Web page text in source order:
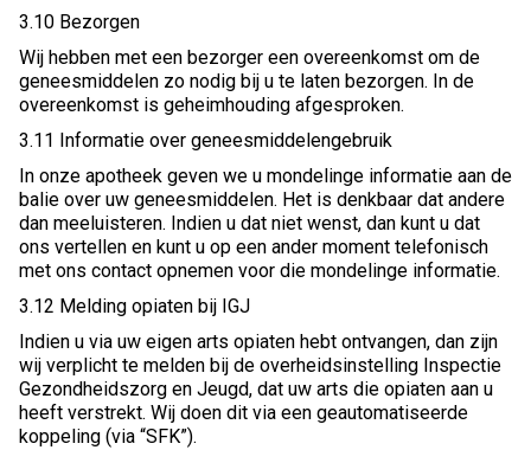
3.10 Bezorgen
Wij hebben met een bezorger een overeenkomst om de
geneesmiddelen zo nodig bij u te laten bezorgen. In de
overeenkomst is geheimhouding afgesproken.
3.11 Informatie over geneesmiddelengebruik
In onze apotheek geven we u mondelinge informatie aan de
balie over uw geneesmiddelen. Het is denkbaar dat andere
dan meeluisteren. Indien u dat niet wenst, dan kunt u dat
ons vertellen en kunt u op een ander moment telefonisch
met ons contact opnemen voor die mondelinge informatie.
3.12 Melding opiaten bij IGJ
Indien u via uw eigen arts opiaten hebt ontvangen, dan zijn
wij verplicht te melden bij de overheidsinstelling Inspectie
Gezondheidszorg en Jeugd, dat uw arts die opiaten aan u
heeft verstrekt. Wij doen dit via een geautomatiseerde
koppeling (via “SFK”).